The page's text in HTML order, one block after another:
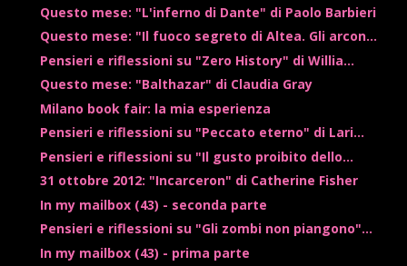
Questo mese: "L'inferno di Dante" di Paolo Barbieri
Questo mese: "Il fuoco segreto di Altea. Gli arcon...
Pensieri e riflessioni su "Zero History" di Willia...
Questo mese: "Balthazar" di Claudia Gray
Milano book fair: la mia esperienza
Pensieri e riflessioni su "Peccato eterno" di Lari...
Pensieri e riflessioni su "Il gusto proibito dello...
31 ottobre 2012: "Incarceron" di Catherine Fisher
In my mailbox (43) - seconda parte
Pensieri e riflessioni su "Gli zombi non piangono"...
In my mailbox (43) - prima parte